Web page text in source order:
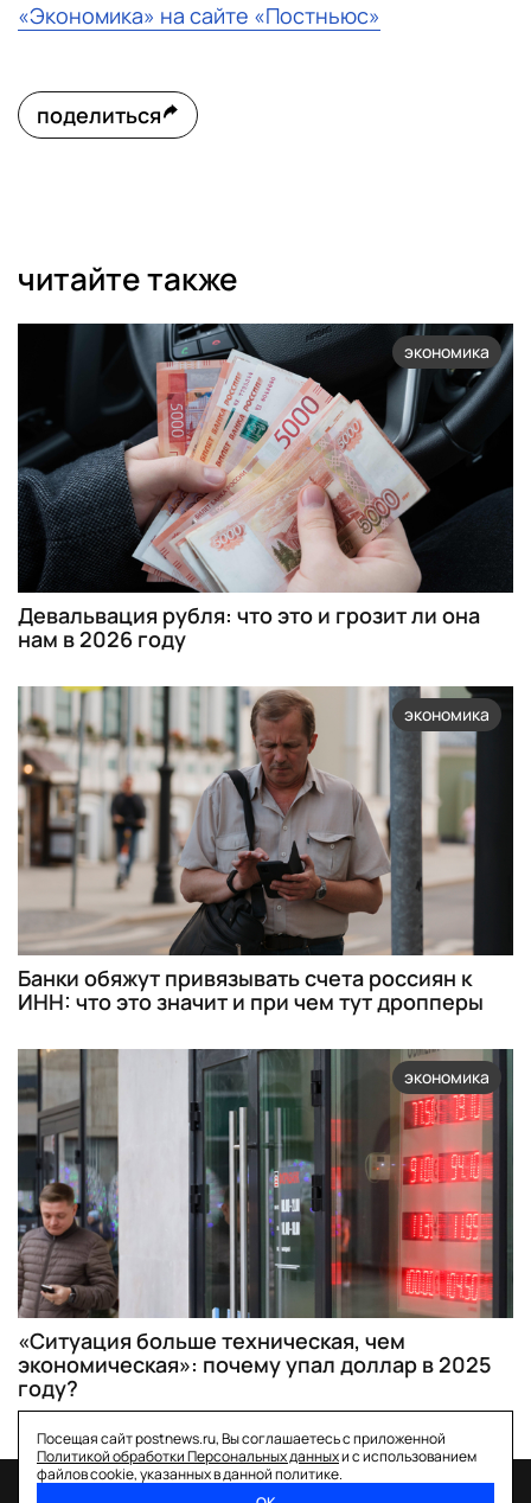
«Экономика» на сайте «Постньюс»
поделиться
читайте также
экономика
Девальвация рубля: что это и грозит ли она
нам в 2026 году
экономика
Банки обяжут привязывать счета россиян к
ИНН: что это значит и при чем тут дропперы
экономика
«Ситуация больше техническая, чем
экономическая»: почему упал доллар в 2025
году?
Посещая сайт postnews.ru, Вы соглашаетесь с приложенной
Политикой обработки Персональных данныхи с использованием
файлов cookie, указанных в данной политике.